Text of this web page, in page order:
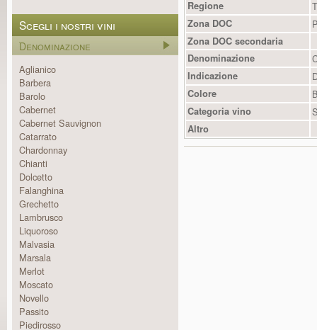
Scegli i nostri vini
Denominazione
Aglianico
Barbera
Barolo
Cabernet
Cabernet Sauvignon
Catarrato
Chardonnay
Chianti
Dolcetto
Falanghina
Grechetto
Lambrusco
Liquoroso
Malvasia
Marsala
Merlot
Moscato
Novello
Passito
Piedirosso
Regione
Zona DOC
Zona DOC secondaria
Denominazione
Indicazione
Colore
Categoria vino
Altro